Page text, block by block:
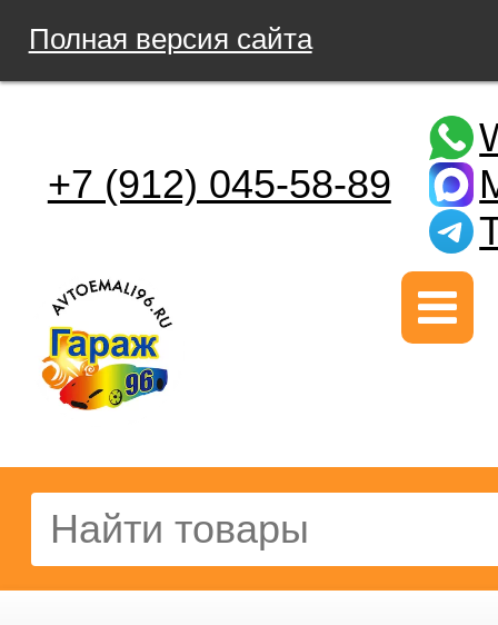
Полная версия сайта
+7 (912) 045-58-89